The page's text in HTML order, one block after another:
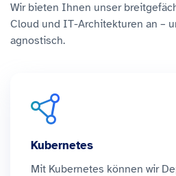
Wir bieten Ihnen unser
Cloud und IT-Architekturen an –
agnostisch.
Kubernetes
Mit Kubernetes können wir